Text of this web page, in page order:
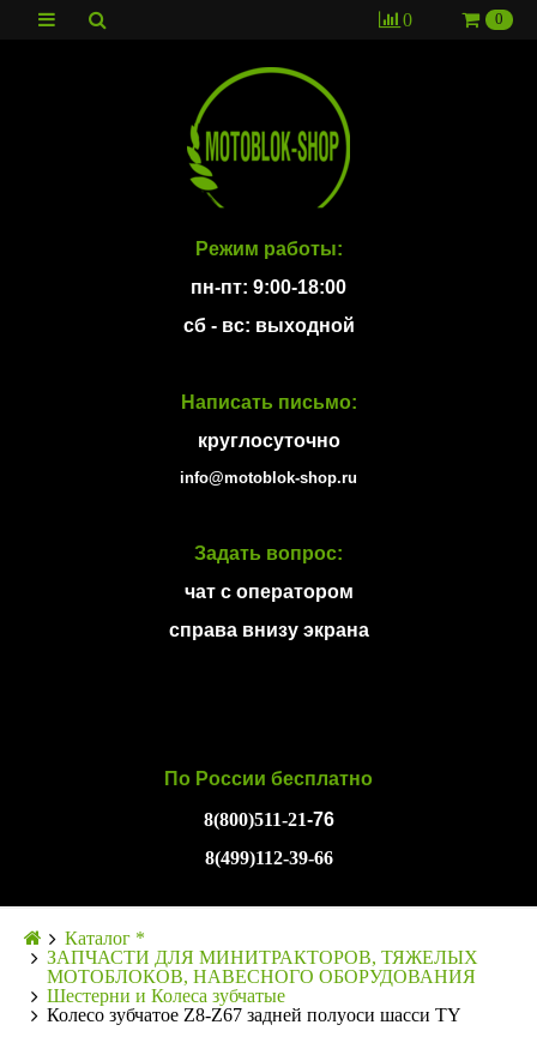
0 0
Режим работы:
пн-пт: 9:00-18:00
сб - вс: выходной
Написать письмо:
круглосуточно
info@motoblok-shop.ru
Задать вопрос:
чат с оператором
справа внизу экрана
По России бесплатно
8(800)511-21-76
8(499)112-39-66
Каталог *
ЗАПЧАСТИ ДЛЯ МИНИТРАКТОРОВ, ТЯЖЕЛЫХ
МОТОБЛОКОВ, НАВЕСНОГО ОБОРУДОВАНИЯ
Шестерни и Колеса зубчатые
Колесо зубчатое Z8-Z67 задней полуоси шасси ТY